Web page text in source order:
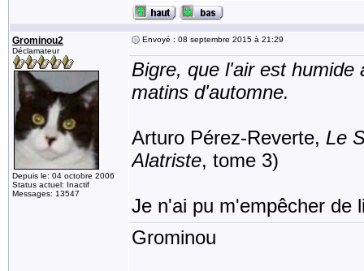
Grominou2
Déclamateur
Depuis le: 04 octobre 2006
Status actuel: Inactif
Messages: 13547
Envoyé : 08 septembre 2015 à 21:29
Bigre, que l'air est humide
matins d'automne.
Arturo Pérez-Reverte, Le
Alatriste, tome 3)
Je n'ai pu m'empêcher de
Grominou